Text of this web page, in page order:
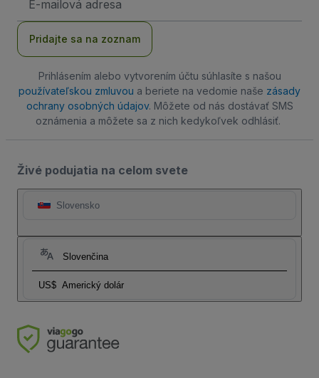
mailová
Pridajte sa na zoznam
Prihlásením alebo vytvorením účtu súhlasíte s našou
používateľskou zmluvou a beriete na vedomie naše zásady
ochrany osobných údajov. Môžete od nás dostávať SMS
oznámenia a môžete sa z nich kedykoľvek odhlásiť.
Živé podujatia na celom svete
Slovensko
Slovenčina
US$ Americký dolár